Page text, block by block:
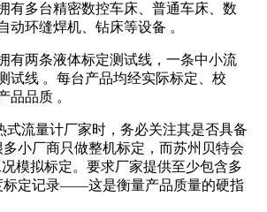
有多台精密数控车床、普通车床、数
动环缝焊机、钻床等设备 。
有两条液体标定测试线，一条中小流
试线 。每台产品均经实际标定、校
品品质 。
式流量计厂家时，务必关注其是否具备
小厂商只做整机标定，而苏州贝特会
模拟标定。要求厂家提供至少包含多
标定记录——这是衡量产品质量的硬指